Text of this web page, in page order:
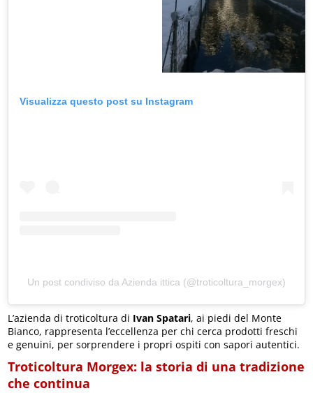
Visualizza questo post su Instagram
Un post condiviso da Azienda ittica (@troticoltura_morgex)
L’azienda di troticoltura di Ivan Spatari, ai piedi del Monte
Bianco, rappresenta l’eccellenza per chi cerca prodotti freschi
e genuini, per sorprendere i propri ospiti con sapori autentici.
Troticoltura Morgex: la storia di una tradizione
che continua